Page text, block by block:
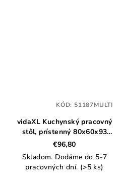
vidaXL Kuchynský pracovný
stôl, prístenný 80x60x93
cm, oceľ
€96,80
Skladom. Dodáme do 5-7
pracovných dní. (>5 ks)
KÓD: 51187MULTI